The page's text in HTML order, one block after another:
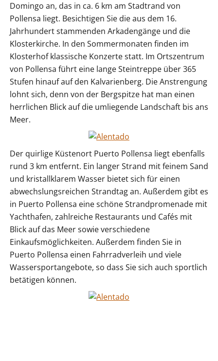
Domingo an, das in ca. 6 km am Stadtrand von
Pollensa liegt. Besichtigen Sie die aus dem 16.
Jahrhundert stammenden Arkadengänge und die
Klosterkirche. In den Sommermonaten finden im
Klosterhof klassische Konzerte statt. Im Ortszentrum
von Pollensa führt eine lange Steintreppe über 365
Stufen hinauf auf den Kalvarienberg. Die Anstrengung
lohnt sich, denn von der Bergspitze hat man einen
herrlichen Blick auf die umliegende Landschaft bis ans
Meer.
Der quirlige Küstenort Puerto Pollensa liegt ebenfalls
rund 3 km entfernt. Ein langer Strand mit feinem Sand
und kristallklarem Wasser bietet sich für einen
abwechslungsreichen Strandtag an. Außerdem gibt es
in Puerto Pollensa eine schöne Strandpromenade mit
Yachthafen, zahlreiche Restaurants und Cafés mit
Blick auf das Meer sowie verschiedene
Einkaufsmöglichkeiten. Außerdem finden Sie in
Puerto Pollensa einen Fahrradverleih und viele
Wassersportangebote, so dass Sie sich auch sportlich
betätigen können.